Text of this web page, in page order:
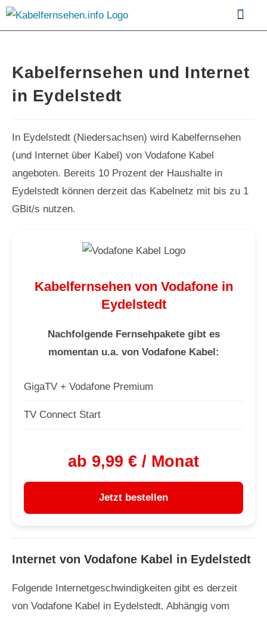
Kabelfernsehen und Internet
in Eydelstedt
In Eydelstedt (Niedersachsen) wird Kabelfernsehen
(und Internet über Kabel) von Vodafone Kabel
angeboten. Bereits 10 Prozent der Haushalte in
Eydelstedt können derzeit das Kabelnetz mit bis zu 1
GBit/s nutzen.
Kabelfernsehen von Vodafone in
Eydelstedt
Nachfolgende Fernsehpakete gibt es
momentan u.a. von Vodafone Kabel:
GigaTV + Vodafone Premium
TV Connect Start
ab 9,99 € / Monat
Jetzt bestellen
Internet von Vodafone Kabel in Eydelstedt
Folgende Internetgeschwindigkeiten gibt es derzeit
von Vodafone Kabel in Eydelstedt. Abhängig vom